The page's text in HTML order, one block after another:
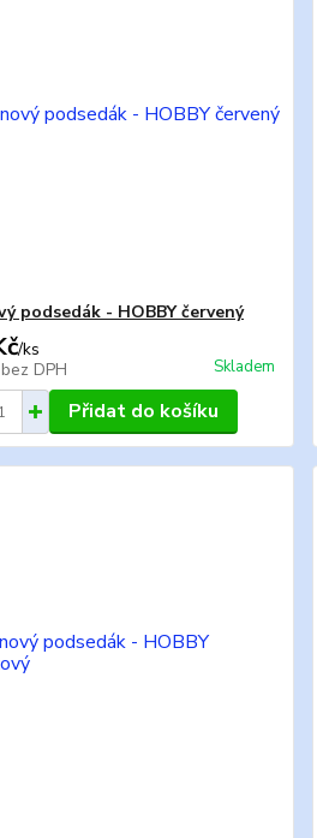
podsedák - HOBBY červený
/ks
bez DPH Skladem
Přidat do košíku